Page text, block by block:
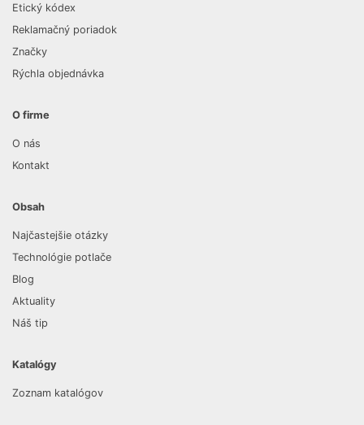
Etický kódex
Reklamačný poriadok
Značky
Rýchla objednávka
O firme
O nás
Kontakt
Obsah
Najčastejšie otázky
Technológie potlače
Blog
Aktuality
Náš tip
Katalógy
Zoznam katalógov